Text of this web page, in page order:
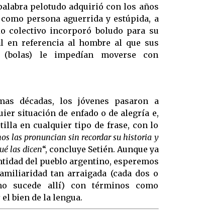
pelotudo adquirió con los años
persona aguerrida y estúpida, a
incorporó boludo para su
en referencia al hombre al que sus
(bolas) le impedían moverse con
décadas, los jóvenes pasaron a
situación de enfado o de alegría e,
en cualquier tipo de frase, con lo
las pronuncian sin recordar su historia y
las dicen“, concluye Setién. Aunque ya
del pueblo argentino, esperemos
tan arraigada (cada dos o
sucede allí) con términos como
el bien de la lengua.